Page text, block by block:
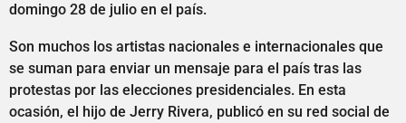
domingo 28 de julio en el país.
Son muchos los artistas nacionales e internacionales que
se suman para enviar un mensaje para el país tras las
protestas por las elecciones presidenciales. En esta
ocasión, el hijo de Jerry Rivera, publicó en su red social de